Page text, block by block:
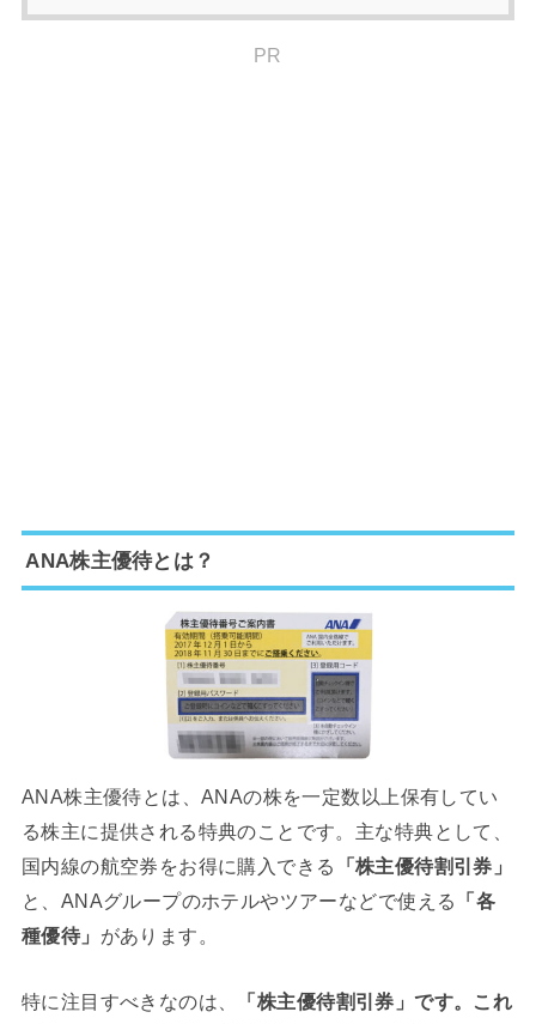
PR
ANA株主優待とは？
ANA株主優待とは、ANAの株を一定数以上保有してい
る株主に提供される特典のことです。主な特典として、
国内線の航空券をお得に購入できる
「株主優待割引券」
と、ANAグループのホテルやツアーなどで使える
「各
種優待」 があります。
特に注目すべきなのは、
「株主優待割引券」です。これ